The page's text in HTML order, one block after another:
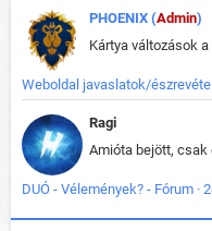
PHOENIX (Admin)
Weboldal javaslatok/
Ragi
DUÓ - Vélemények? - Fórum ·